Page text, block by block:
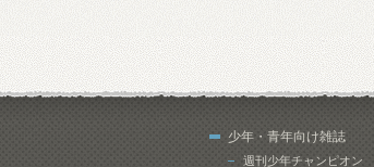
少年・青年向け雑誌
週刊少年チャンピオン